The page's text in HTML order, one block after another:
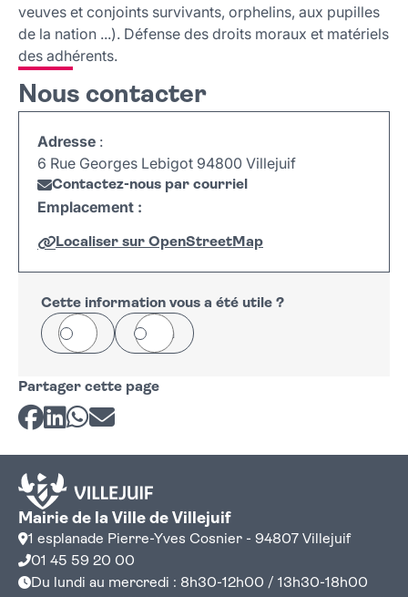
veuves et conjoints survivants, orphelins, aux pupilles
de la nation ...). Défense des droits moraux et matériels
des adhérents.
Nous contacter
Adresse :
6 Rue Georges Lebigot 94800 Villejuif
Contactez-nous par courriel
Emplacement :
Localiser sur OpenStreetMap
+
−
Leaflet
Cette information vous a été utile ?
Oui Non
Partager cette page
Partager sur Facebook
Partager sur LinkedIn
Partager sur Whatsapp
Partager par courriel
Mairie de la Ville de Villejuif
1 esplanade Pierre-Yves Cosnier - 94807 Villejuif
01 45 59 20 00
Du lundi au mercredi : 8h30-12h00 / 13h30-18h00